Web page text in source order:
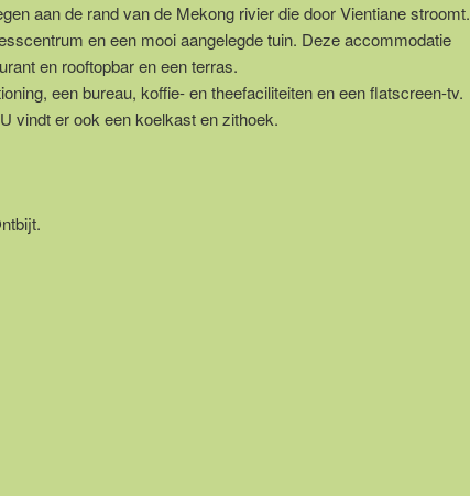
aan de rand van de Mekong rivier die door Vientiane stroomt.
en een mooi aangelegde tuin. Deze accommodatie
en rooftopbar en een terras.
een bureau, koffie- en theefaciliteiten en een flatscreen-tv.
vindt er ook een koelkast en zithoek.